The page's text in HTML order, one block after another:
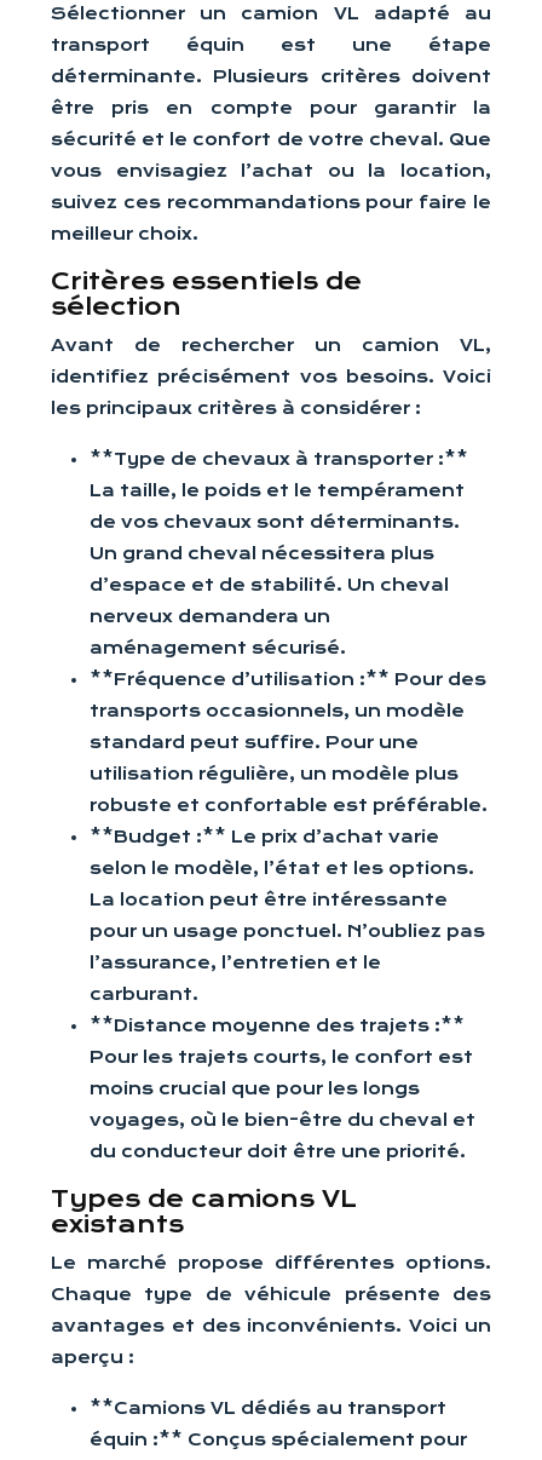
Sélectionner un camion VL adapté au
transport équin est une étape
déterminante. Plusieurs critères doivent
être pris en compte pour garantir la
sécurité et le confort de votre cheval. Que
vous envisagiez l’achat ou la location,
suivez ces recommandations pour faire le
meilleur choix.
Critères essentiels de
sélection
Avant de rechercher un camion VL,
identifiez précisément vos besoins. Voici
les principaux critères à considérer :
**Type de chevaux à transporter :**
La taille, le poids et le tempérament
de vos chevaux sont déterminants.
Un grand cheval nécessitera plus
d’espace et de stabilité. Un cheval
nerveux demandera un
aménagement sécurisé.
**Fréquence d’utilisation :** Pour des
transports occasionnels, un modèle
standard peut suffire. Pour une
utilisation régulière, un modèle plus
robuste et confortable est préférable.
**Budget :** Le prix d’achat varie
selon le modèle, l’état et les options.
La location peut être intéressante
pour un usage ponctuel. N’oubliez pas
l’assurance, l’entretien et le
carburant.
**Distance moyenne des trajets :**
Pour les trajets courts, le confort est
moins crucial que pour les longs
voyages, où le bien-être du cheval et
du conducteur doit être une priorité.
Types de camions VL
existants
Le marché propose différentes options.
Chaque type de véhicule présente des
avantages et des inconvénients. Voici un
aperçu :
**Camions VL dédiés au transport
équin :** Conçus spécialement pour